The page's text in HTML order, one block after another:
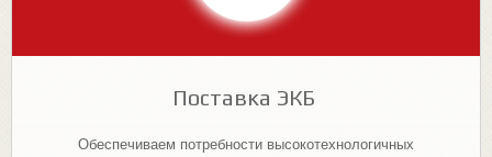
Поставка ЭКБ
Обеспечиваем потребности высокотехнологичных